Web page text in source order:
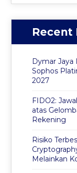
Recent
Dymar Jaya
Sophos
2027
FIDO2:
atas
Rekening
Risiko
Melainkan